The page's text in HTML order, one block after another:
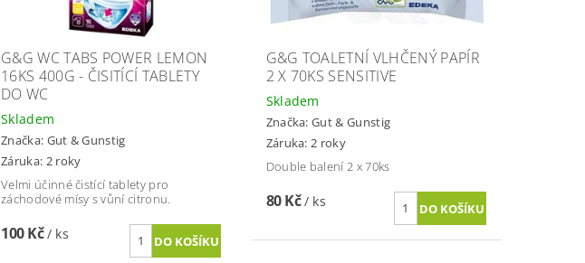
G&G WC TABS POWER LEMON
16KS 400G - ČISITÍCÍ TABLETY
DO WC
Skladem
Značka: Gut & Gunstig
Záruka: 2 roky
Velmi účinné čistící tablety pro
záchodové mísy s vůní citronu.
100 Kč/ ks
G&G TOALETNÍ VLHČENÝ PAPÍR
2 X 70KS SENSITIVE
Skladem
Značka:Gut & Gunstig
Záruka: 2 roky
Double balení 2 x 70ks
80 Kč/ ks